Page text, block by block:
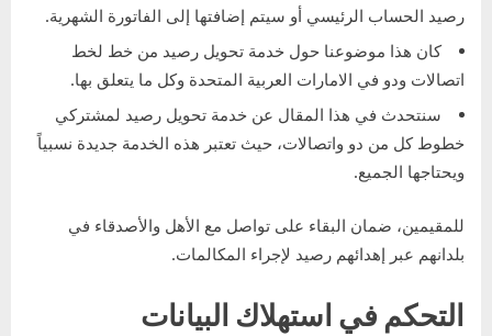
رصيد الحساب الرئيسي أو سيتم إضافتها إلى الفاتورة الشهرية.
كان هذا موضوعنا حول خدمة تحويل رصيد من خط لخط
اتصالات ودو في الامارات العربية المتحدة وكل ما يتعلق بها.
سنتحدث في هذا المقال عن خدمة تحويل رصيد لمشتركي
خطوط كل من دو واتصالات، حيث تعتبر هذه الخدمة جديدة نسبياً
ويحتاجها الجميع.
للمقيمين، ضمان البقاء على تواصل مع الأهل والأصدقاء في
بلدانهم عبر إهدائهم رصيد لإجراء المكالمات.
التحكم في استهلاك البيانات